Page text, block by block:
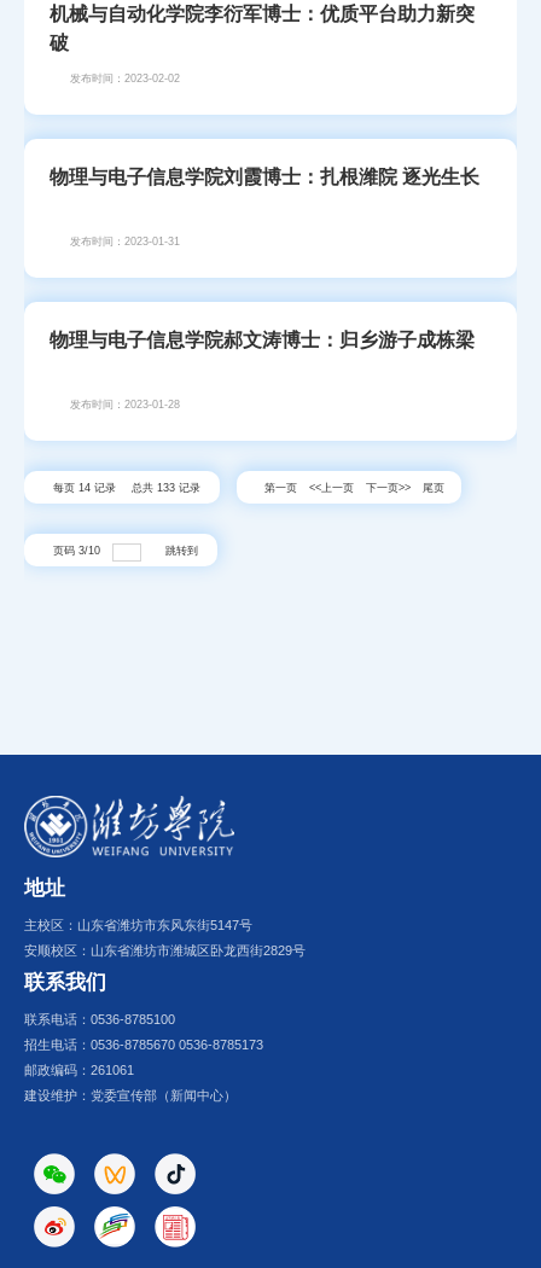
机械与自动化学院李衍军博士：优质平台助力新突
破
发布时间：2023-02-02
物理与电子信息学院刘霞博士：扎根潍院 逐光生长
发布时间：2023-01-31
物理与电子信息学院郝文涛博士：归乡游子成栋梁
发布时间：2023-01-28
每页 14记录 总共 133记录 第一页 <<上一页 下一页>> 尾页
页码 3/10 跳转到
地址
主校区：山东省潍坊市东风东街5147号
安顺校区：山东省潍坊市潍城区卧龙西街2829号
联系我们
联系电话：0536-8785100
招生电话：0536-8785670 0536-8785173
邮政编码：261061
建设维护：党委宣传部（新闻中心）